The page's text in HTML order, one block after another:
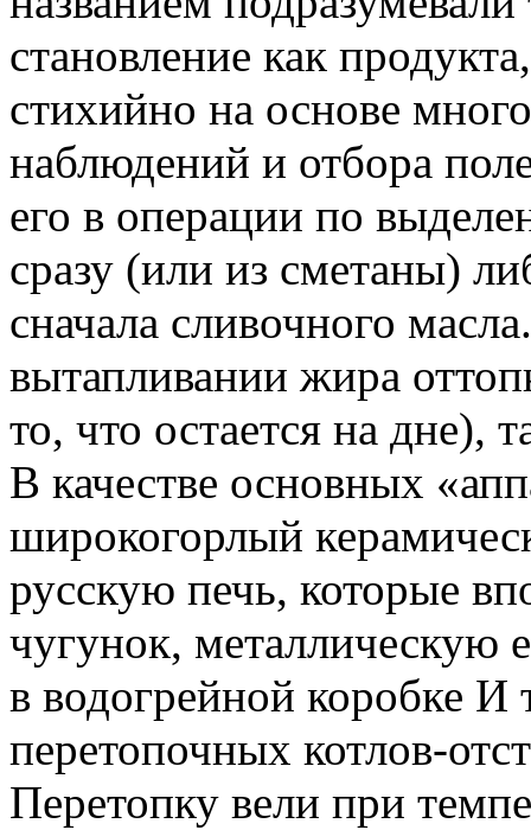
становление как
стихийно на основе
наблюдений и отбора
его в операции по
сразу (или из сметаны)
сначала сливочного
вытапливании жира
то, что остается на дне),
В качестве основных
широкогорлый
русскую печь, которые
чугунок, металлическую
в водогрейной коробке
перетопочных котлов-
Перетопку вели при